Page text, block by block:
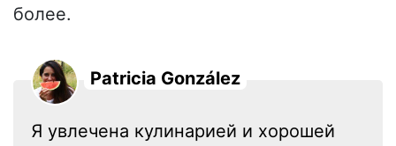
более.
Patricia González
Я увлечена кулинарией и хорошей